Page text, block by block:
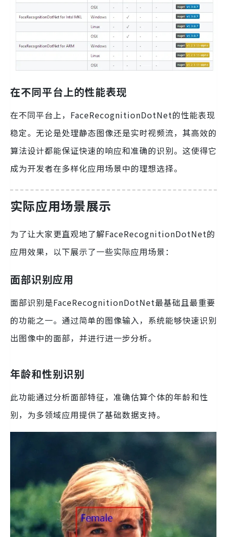
在不同平台上的性能表现
在不同平台上，FaceRecognitionDotNet的性能表现
稳定。无论是处理静态图像还是实时视频流，其高效的
算法设计都能保证快速的响应和准确的识别。这使得它
成为开发者在多样化应用场景中的理想选择。
实际应用场景展示
为了让大家更直观地了解FaceRecognitionDotNet的
应用效果，以下展示了一些实际应用场景：
面部识别应用
面部识别是FaceRecognitionDotNet最基础且最重要
的功能之一。通过简单的图像输入，系统能够快速识别
出图像中的面部，并进行进一步分析。
年龄和性别识别
此功能通过分析面部特征，准确估算个体的年龄和性
别，为多领域应用提供了基础数据支持。